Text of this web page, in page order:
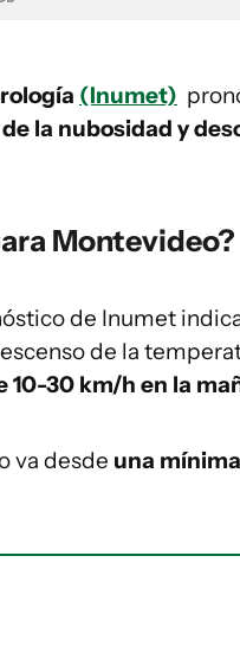
(Inumet)
la nubosidad y
Montevideo?
de Inumet
de la
30 km/h en la
va desde una